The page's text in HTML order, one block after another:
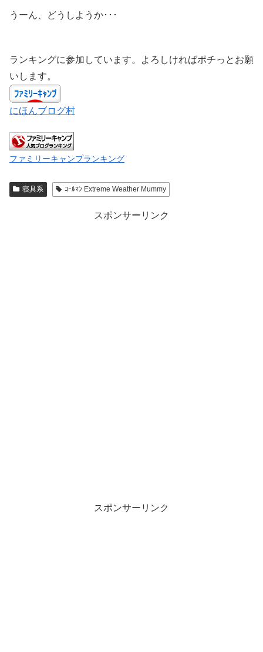
うーん、どうしようか･･･
ランキングに参加しています。よろしければポチっとお願
いします。
にほんブログ村
ファミリーキャンプランキング
寝具系 ｺｰﾙﾏﾝ Extreme Weather Mummy
スポンサーリンク
スポンサーリンク